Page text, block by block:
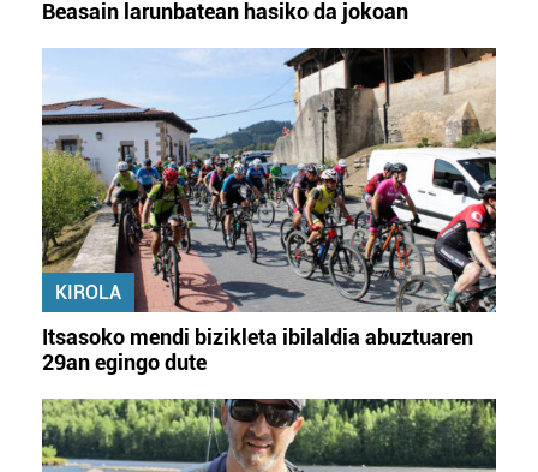
Beasain larunbatean hasiko da jokoan
KIROLA
Itsasoko mendi bizikleta ibilaldia abuztuaren
29an egingo dute